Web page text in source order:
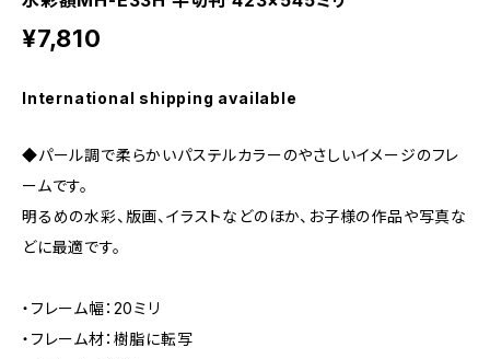
¥7,810
International shipping available
◆パール調で柔らかいパステルカラーのやさしいイメージのフレ
ームです。
明るめの水彩、版画、イラストなどのほか、お子様の作品や写真な
どに最適です。
・フレーム幅：20ミリ
・フレーム材：樹脂に転写